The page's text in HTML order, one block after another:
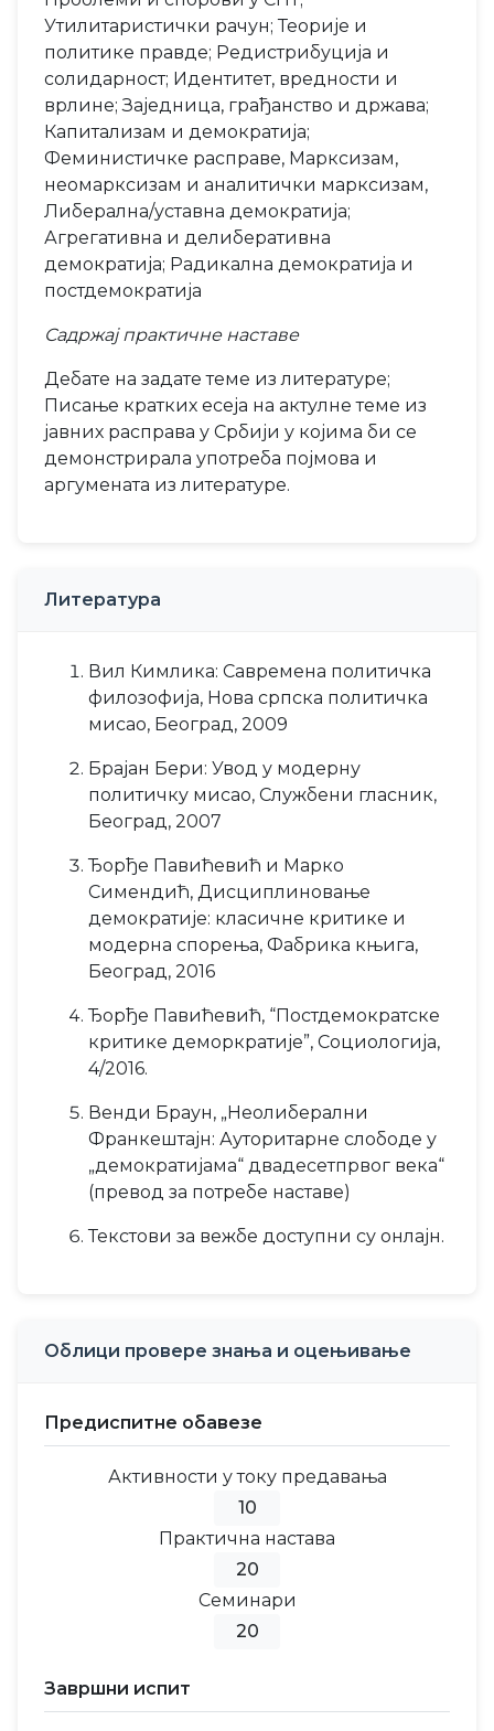
Утилитаристички рачун; Теорије и
политике правде; Редистрибуција и
солидарност; Идентитет, вредности и
врлине; Заједница, грађанство и држава;
Капитализам и демократија;
Феминистичке расправе, Марксизам,
неомарксизам и аналитички марксизам,
Либерална/уставна демократија;
Агрегативна и делиберативна
демократија; Радикална демократија и
постдемократија
Садржај практичне наставе
Дебате на задате теме из литературе;
Писање кратких есеја на актулне теме из
јавних расправа у Србији у којима би се
демонстрирала употреба појмова и
аргумената из литературе.
Литература
Вил Кимлика: Савремена политичка
филозофија, Нова српска политичка
мисао, Београд, 2009
Брајан Бери: Увод у модерну
политичку мисао, Службени гласник,
Београд, 2007
Ђорђе Павићевић и Марко
Симендић, Дисциплиновање
демократије: класичне критике и
модерна спорења, Фабрика књига,
Београд, 2016
Ђорђе Павићевић, “Постдемократске
критике деморкратије”, Социологија,
4/2016.
Венди Браун, „Неолиберални
Франкештајн: Ауторитарне слободе у
„демократијама“ двадесетпрвог века“
(превод за потребе наставе)
Текстови за вежбе доступни су онлајн.
Облици провере знања и оцењивање
Предиспитне обавезе
Активности у току предавања
10
Практична настава
20
Семинари
20
Завршни испит